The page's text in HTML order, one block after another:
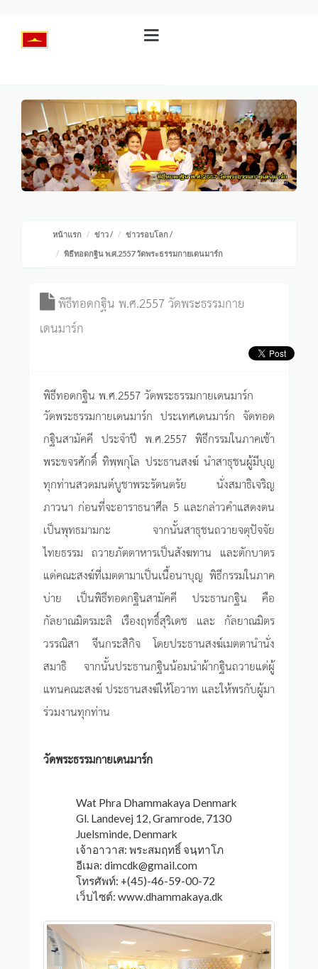
หน้าแรก ข่าว/ ข่าวรอบโลก/
พิธีทอดกฐิน พ.ศ.2557 วัดพระธรรมกายเดนมาร์ก
พิธีทอดกฐิน พ.ศ.2557 วัดพระธรรมกาย
เดนมาร์ก
พิธีทอดกฐิน พ.ศ.2557 วัดพระธรรมกายเดนมาร์ก
วัดพระธรรมกายเดนมาร์ก ประเทศเดนมาร์ก จัดทอด
กฐินสามัคคี ประจำปี พ.ศ.2557 พิธีกรรมในภาคเช้า
พระขจรศักดิ์ ทิพฺพกุโล ประธานสงฆ์ นำสาธุชนผู้มีบุญ
ทุกท่านสวดมนต์บูชาพระรัตนตรัย นั่งสมาธิเจริญ
ภาวนา ก่อนที่จะอาราธนาศีล 5 และกล่าวคำแสดงตน
เป็นพุทธมามกะ จากนั้นสาธุชนถวายจตุปัจจัย
ไทยธรรม ถวายภัตตาหารเป็นสังฆทาน และตักบาตร
แด่คณะสงฆ์ที่เมตตามาเป็นเนื้อนาบุญ พิธีกรรมในภาค
บ่าย เป็นพิธีทอดกฐินสามัคคี ประธานกฐิน คือ
กัลยาณมิตรมะลิ เรืองฤทธิ์สุริเดช และ กัลยาณมิตร
วรรณิสา จีนกระสิกิจ โดยประธานสงฆ์เมตตานำนั่ง
สมาธิ จากนั้นประธานกฐินน้อมนำผ้ากฐินถวายแด่ผู้
แทนคณะสงฆ์ ประธานสงฆ์ให้โอวาท และให้พรกับผู้มา
ร่วมงานทุกท่าน
วัดพระธรรมกายเดนมาร์ก
Wat Phra Dhammakaya Denmark
Gl. Landevej 12, Gramrode, 7130
Juelsminde, Denmark
เจ้าอาวาส: พระสมฤทธิ์ จนฺทาโภ
อีเมล:dimcdk@gmail.com
โทรศัพท์: +(45)-46-59-00-72
เว็บไซต์: www.dhammakaya.dk